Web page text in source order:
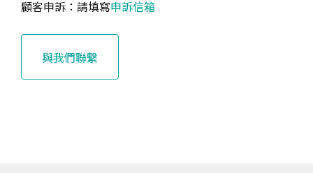
顧客申訴：請填寫申訴信箱
與我們聯繫